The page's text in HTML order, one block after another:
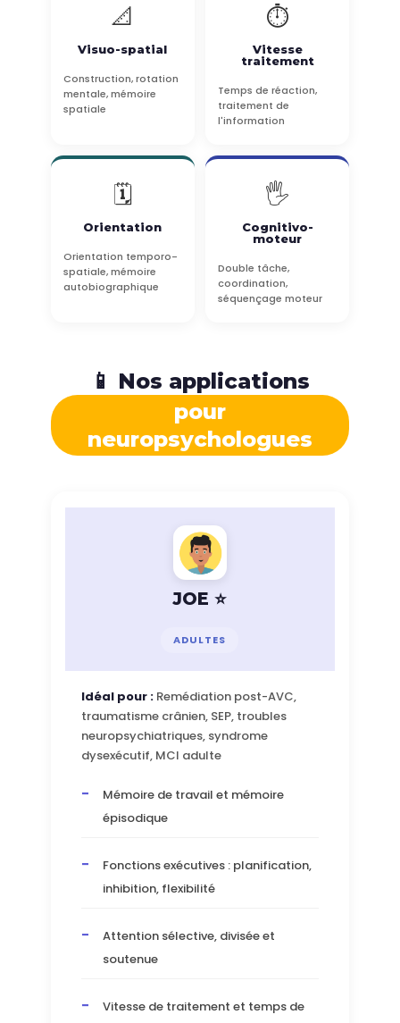
📐
Visuo-spatial
Construction, rotation
mentale, mémoire
spatiale
⏱️
Vitesse
traitement
Temps de réaction,
traitement de
l'information
🗓️
Orientation
Orientation temporo-
spatiale, mémoire
autobiographique
🖐️
Cognitivo-
moteur
Double tâche,
coordination,
séquençage moteur
📱 Nos applications
pour
neuropsychologues
JOE ⭐
ADULTES
Idéal pour :Remédiation post-AVC,
traumatisme crânien, SEP, troubles
neuropsychiatriques, syndrome
dysexécutif, MCI adulte
Mémoire de travail et mémoire
épisodique
Fonctions exécutives : planification,
inhibition, flexibilité
Attention sélective, divisée et
soutenue
Vitesse de traitement et temps de